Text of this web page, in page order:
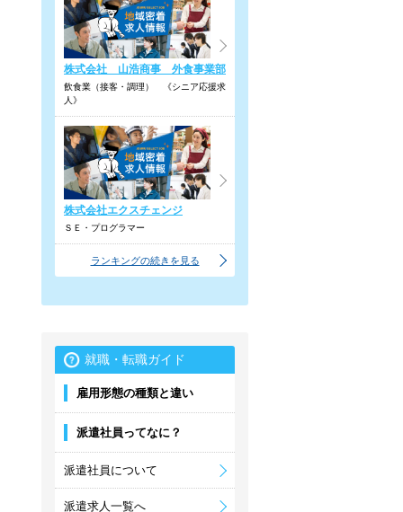
株式会社 山浩商事 外食事業部
飲食業（接客・調理） 《シニア応援求
人》
株式会社エクスチェンジ
ＳＥ・プログラマー
ランキングの続きを見る
就職・転職ガイド
雇用形態の種類と違い
派遣社員ってなに？
派遣社員について
派遣求人一覧へ